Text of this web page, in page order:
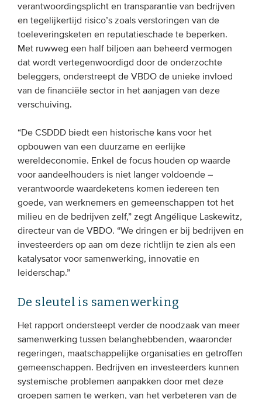
Partners & netwerken
WAT WE DOEN
Engagement
Benchmarking
UITGEBREID ZOEKEN
verantwoordingsplicht en transparantie van bedrijven
en tegelijkertijd risico’s zoals verstoringen van de
toeleveringsketen en reputatieschade te beperken.
Met ruwweg een half biljoen aan beheerd vermogen
dat wordt vertegenwoordigd door de onderzochte
beleggers, onderstreept de VBDO de unieke invloed
van de financiële sector in het aanjagen van deze
verschuiving.
“De CSDDD biedt een historische kans voor het
opbouwen van een duurzame en eerlijke
wereldeconomie. Enkel de focus houden op waarde
voor aandeelhouders is niet langer voldoende –
verantwoorde waardeketens komen iedereen ten
goede, van werknemers en gemeenschappen tot het
milieu en de bedrijven zelf,” zegt Angélique Laskewitz,
directeur van de VBDO. “We dringen er bij bedrijven en
investeerders op aan om deze richtlijn te zien als een
katalysator voor samenwerking, innovatie en
leiderschap.”
De sleutel is samenwerking
Het rapport ondersteept verder de noodzaak van meer
samenwerking tussen belanghebbenden, waaronder
regeringen, maatschappelijke organisaties en getroffen
gemeenschappen. Bedrijven en investeerders kunnen
systemische problemen aanpakken door met deze
groepen samen te werken, van het verbeteren van de